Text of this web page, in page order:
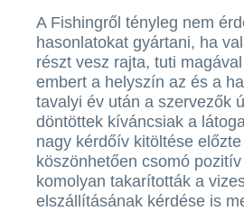
A Fishingről tényleg nem
hasonlatokat gyártani, ha
részt vesz rajta, tuti
embert a helyszín az és a
tavalyi év után a szervezők
döntöttek kíváncsiak a
nagy kérdőív kitöltése
köszönhetően csomó
komolyan takarították a
elszállításának kérdése is